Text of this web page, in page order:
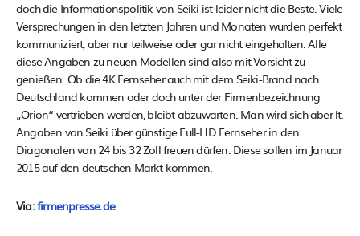
doch die Informationspolitik von Seiki ist leider nicht die Beste. Viele
Versprechungen in den letzten Jahren und Monaten wurden perfekt
kommuniziert, aber nur teilweise oder gar nicht eingehalten. Alle
diese Angaben zu neuen Modellen sind also mit Vorsicht zu
genießen. Ob die 4K Fernseher auch mit dem Seiki-Brand nach
Deutschland kommen oder doch unter der Firmenbezeichnung
„Orion“ vertrieben werden, bleibt abzuwarten. Man wird sich aber lt.
Angaben von Seiki über günstige Full-HD Fernseher in den
Diagonalen von 24 bis 32 Zoll freuen dürfen. Diese sollen im Januar
2015 auf den deutschen Markt kommen.
Via:firmenpresse.de